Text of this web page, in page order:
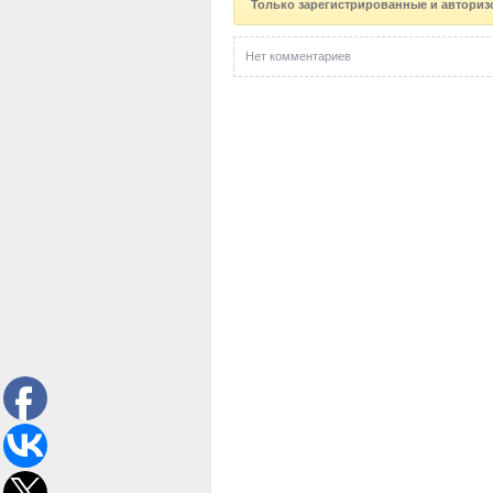
Только зарегистрированные и
Нет комментариев